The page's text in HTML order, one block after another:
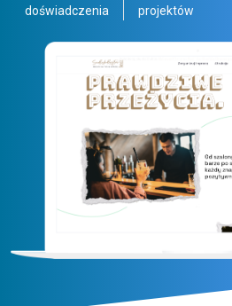
doświadczenia
projektów